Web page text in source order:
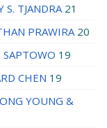
S. TJANDRA 21
PRAWIRA 20
SAPTOWO 19
CHEN 19
YOUNG &